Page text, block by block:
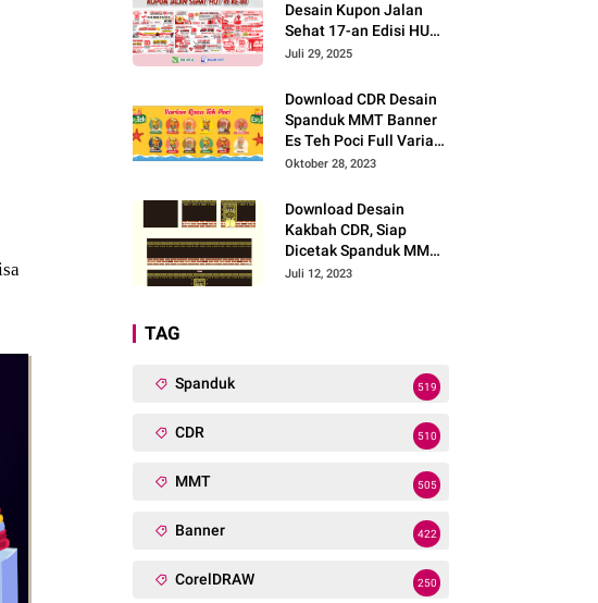
Desain Kupon Jalan
Sehat 17-an Edisi HUT
RI ke-80 Siap Edit di
Juli 29, 2025
Download CDR Desain
Spanduk MMT Banner
Es Teh Poci Full Varian
Rasa, Siap Cetak Buat
Oktober 28, 2023
Download Desain
Kakbah CDR, Siap
Dicetak Spanduk MMT
dan Dipakai Manasik
Juli 12, 2023
TAG
Spanduk 519
CDR 510
MMT 505
Banner 422
CorelDRAW 250